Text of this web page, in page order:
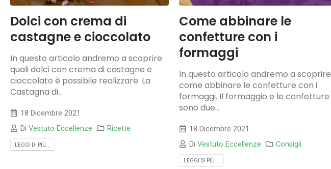
Dolci con crema di
castagne e cioccolato
In questo articolo andremo a scoprire
quali dolci con crema di castagne e
cioccolato è possibile realizzare. La
Castagna di...
18 Dicembre 2021
DiVestuto Eccellenze Ricette
LEGGI DI PIÙ...
Come abbinare le
confetture con i
formaggi
In questo articolo andremo a scoprire
come abbinare le confetture con i
formaggi. Il formaggio e le confetture
sono due...
18 Dicembre 2021
DiVestuto Eccellenze Consigli
LEGGI DI PIÙ...